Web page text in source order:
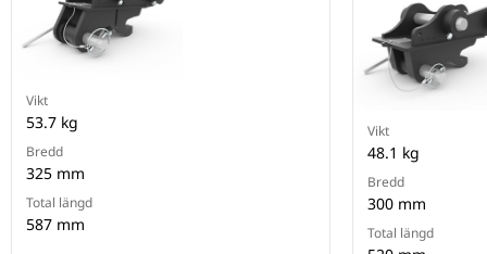
Vikt
53.7 kg
Bredd
325 mm
Total längd
587 mm
Vikt
48.1 kg
Bredd
300 mm
Total längd